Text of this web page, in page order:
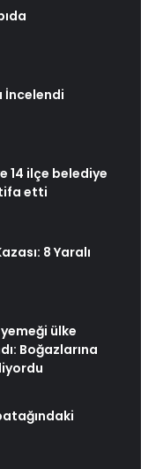
İncelendi
14 ilçe belediye
etti
8 Yaralı
ülke
Boğazlarına